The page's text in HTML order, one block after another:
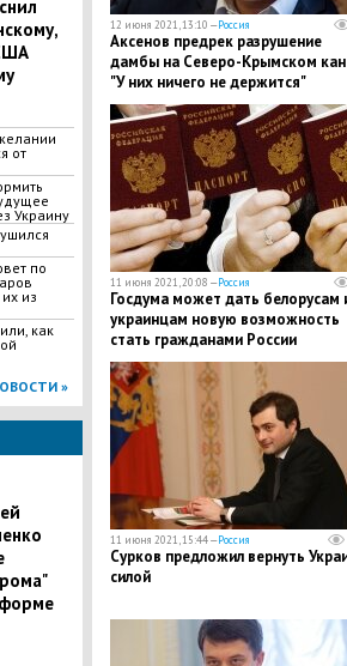
от
Украину
по
из
как
»
12 июня 2021, 13:10 —Россия
Аксенов предрек разрушение
дамбы на Северо-Крымском
"У них ничего не держится"
11 июня 2021, 20:08 —Россия
Госдума может дать белорусам
украинцам новую возможность
стать гражданами России
11 июня 2021, 15:44 —Россия
Сурков предложил вернуть
силой